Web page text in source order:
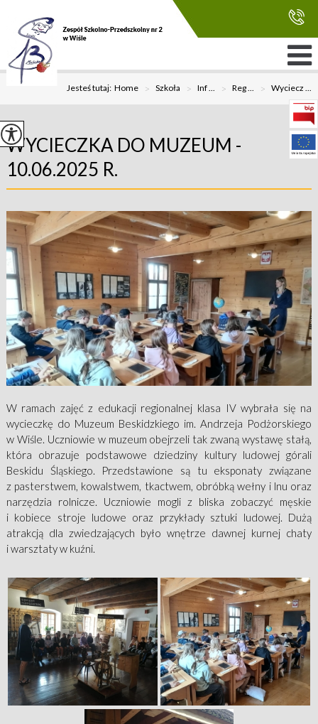
Jesteś tutaj:Home > Szkoła > Inf ... > Reg ... > Wyciecz ...
WYCIECZKA DO MUZEUM -
10.06.2025 R.
W ramach zajęć z edukacji regionalnej klasa IV wybrała się na
wycieczkę do Muzeum Beskidzkiego im. Andrzeja Podżorskiego
w Wiśle. Uczniowie w muzeum obejrzeli tak zwaną wystawę stałą,
która obrazuje podstawowe dziedziny kultury ludowej górali
Beskidu Śląskiego. Przedstawione są tu eksponaty związane
z pasterstwem, kowalstwem, tkactwem, obróbką wełny i lnu oraz
narzędzia rolnicze. Uczniowie mogli z bliska zobaczyć męskie
i kobiece stroje ludowe oraz przykłady sztuki ludowej. Dużą
atrakcją dla zwiedzających było wnętrze dawnej kurnej chaty
i warsztaty w kuźni.